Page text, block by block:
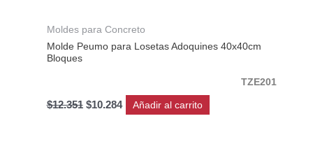
Moldes para Concreto
Molde Peumo para Losetas Adoquines 40x40cm
Bloques
TZE201
$12.351 $10.284 Añadir al carrito